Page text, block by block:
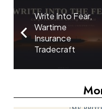
Write Into Fear,
Wartime
Insurance
Tradecraft